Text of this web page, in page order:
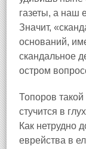
газеты, а наш
Значит,
оснований,
скандальное
остром
Топоров
стучится в
Как нетрудно
еврейства в